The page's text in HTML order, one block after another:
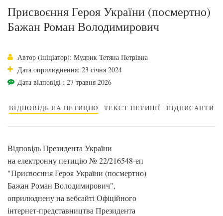
Присвоєння Героя України (посмертно)
Бажан Роман Володимирович
Автор (ініціатор): Мудрик Тетяна Петрівна
Дата оприлюднення: 23 січня 2024
Дата відповіді : 27 травня 2026
ВІДПОВІДЬ НА ПЕТИЦІЮ ТЕКСТ ПЕТИЦІЇ ПІДПИСАНТИ
Відповідь Президента України
на електронну петицію № 22/216548-еп
"Присвоєння Героя України (посмертно)
Бажан Роман Володимирович",
оприлюднену на вебсайті Офіційного
інтернет-представництва Президента